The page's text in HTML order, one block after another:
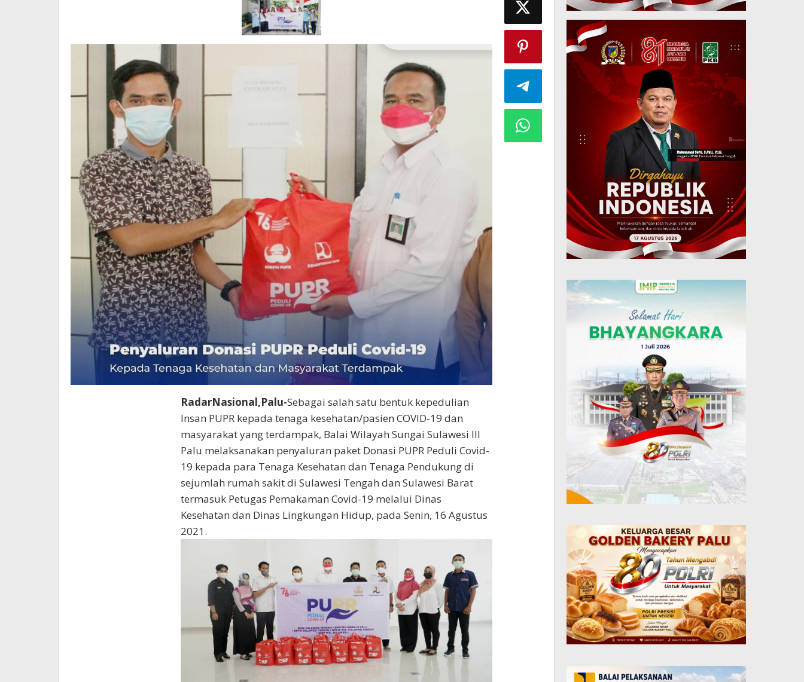
RadarNasional,Palu-Sebagai salah satu bentuk kepedulian
Insan PUPR kepada tenaga kesehatan/pasien COVID-19 dan
masyarakat yang terdampak, Balai Wilayah Sungai Sulawesi III
Palu melaksanakan penyaluran paket Donasi PUPR Peduli Covid-
19 kepada para Tenaga Kesehatan dan Tenaga Pendukung di
sejumlah rumah sakit di Sulawesi Tengah dan Sulawesi Barat
termasuk Petugas Pemakaman Covid-19 melalui Dinas
Kesehatan dan Dinas Lingkungan Hidup, pada Senin, 16 Agustus
2021.